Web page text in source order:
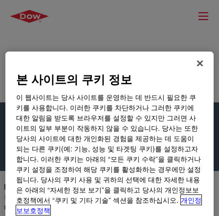
소포제 소포제 제품 선택 가이드
소포제 제품 선택 가이드
Dow의 소포제 가이드 제품 선택기를 통해 적용 분야, 시장 및 성
능 요구에 맞는 적절한 기포 억제 솔루션을 신속하게 찾을 수 있습
니다.
본 사이트의 쿠키 정보
이 웹사이트는 당사 사이트를 운영하는 데 반드시 필요한 쿠
키를 사용합니다. 이러한 쿠키를 차단하거나 그러한 쿠키에
대한 알림을 받도록 브라우저를 설정할 수 있지만 그러면 사
이트의 일부 부분이 작동하지 않을 수 있습니다. 당사는 또한
당사의 사이트에 대한 개인화된 경험을 제공하는 데 도움이
되는 다른 쿠키(예: 기능, 성능 및 타겟팅 쿠키)를 설정하고자
합니다. 이러한 쿠키는 아래의 “모든 쿠키 수락”을 클릭하거나
쿠키 설정을 조정하여 해당 쿠키를 활성화하는 경우에만 설정
됩니다. 당사의 쿠키 사용 및 귀하의 선택에 대한 자세한 내용
은 아래의 “자세한 정보 보기”을 클릭하고 당사의 개인정보보
호정책에서 “쿠키 및 기타 기술” 섹션을 참조하십시오. 개인정
보보호정책